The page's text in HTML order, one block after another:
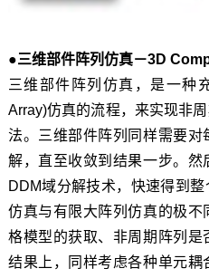
●三维部件阵列仿真－3D
三维部件阵列仿真，是一种
Array)仿真的流程，来实现非
法。三维部件阵列同样需要
解，直至收敛到结果一步。
DDM域分解技术，快速得到
仿真与有限大阵列仿真的极不
格模型的获取、非周期阵列
结果上，同样考虑各种单元